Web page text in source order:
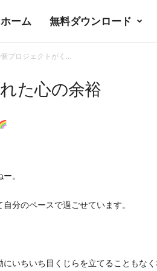
ホーム 無料ダウンロード
プロジェクトがく...
た心の余裕
。
分のペースで過ごせています。
いちいち目くじらを立てることもな